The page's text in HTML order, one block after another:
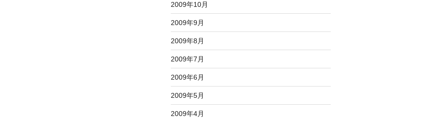
2009年10月
2009年9月
2009年8月
2009年7月
2009年6月
2009年5月
2009年4月